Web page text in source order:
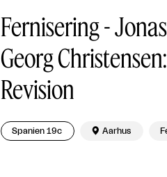
Fernisering - Jonas
Georg Christensen:
Revision
Spanien 19c  Aarhus